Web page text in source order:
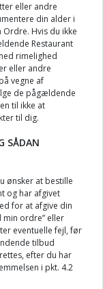
eller andre
din alder i
Hvis du ikke
Restaurant
rimelighed
eller andre
vegne af
de pågældende
til ikke at
til dig.
SÅDAN
ønsker at bestille
og har afgivet
for at afgive din
min ordre” eller
eventuelle fejl, før
tilbud
efter du har
i pkt. 4.2